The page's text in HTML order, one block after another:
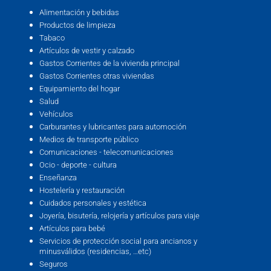
Alimentación y bebidas
Productos de limpieza
Tabaco
Artículos de vestir y calzado
Gastos Corrientes de la vivienda principal
Gastos Corrientes otras viviendas
Equipamiento del hogar
Salud
Vehículos
Carburantes y lubricantes para automoción
Medios de transporte público
Comunicaciones - telecomunicaciones
Ocio - deporte - cultura
Enseñanza
Hostelería y restauración
Cuidados personales y estética
Joyería, bisutería, relojería y artículos para viaje
Artículos para bebé
Servicios de protección social para ancianos y
minusválidos (residencias, …etc)
Seguros